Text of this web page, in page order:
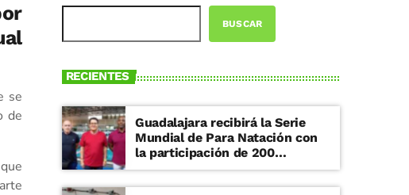
se
de
BUSCAR
RECIENTES
Guadalajara recibirá la Serie
Mundial de Para Natación con
la participación de 200
deportistas